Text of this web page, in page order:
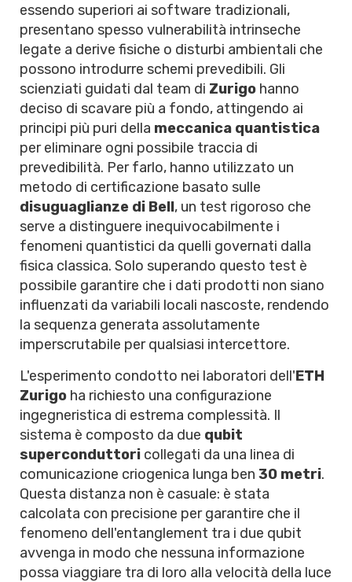
essendo superiori ai software tradizionali,
presentano spesso vulnerabilità intrinseche
legate a derive fisiche o disturbi ambientali che
possono introdurre schemi prevedibili. Gli
scienziati guidati dal team di Zurigo hanno
deciso di scavare più a fondo, attingendo ai
principi più puri della meccanica quantistica
per eliminare ogni possibile traccia di
prevedibilità. Per farlo, hanno utilizzato un
metodo di certificazione basato sulle
disuguaglianze di Bell, un test rigoroso che
serve a distinguere inequivocabilmente i
fenomeni quantistici da quelli governati dalla
fisica classica. Solo superando questo test è
possibile garantire che i dati prodotti non siano
influenzati da variabili locali nascoste, rendendo
la sequenza generata assolutamente
imperscrutabile per qualsiasi intercettore.
L'esperimento condotto nei laboratori dell'ETH
Zurigo ha richiesto una configurazione
ingegneristica di estrema complessità. Il
sistema è composto da due qubit
superconduttori collegati da una linea di
comunicazione criogenica lunga ben 30 metri.
Questa distanza non è casuale: è stata
calcolata con precisione per garantire che il
fenomeno dell'entanglement tra i due qubit
avvenga in modo che nessuna informazione
possa viaggiare tra di loro alla velocità della luce